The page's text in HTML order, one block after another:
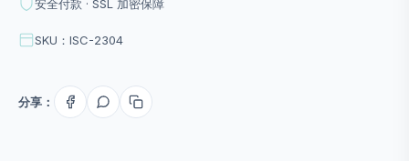
安全付款 · SSL 加密保障
SKU：ISC-2304
分享：